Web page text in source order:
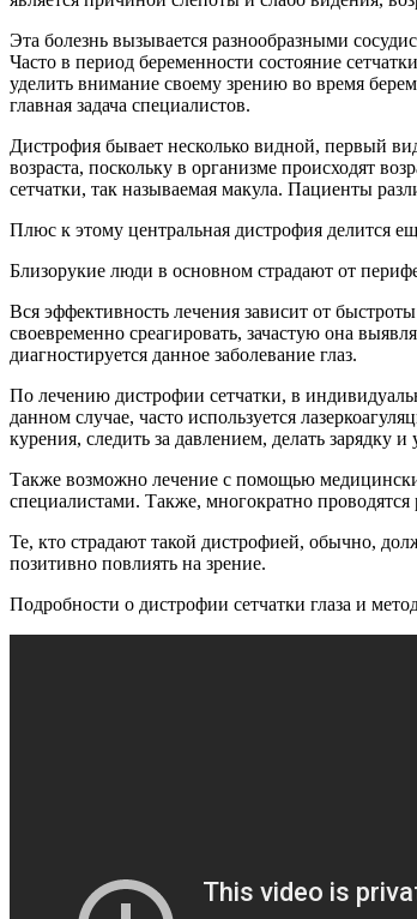
Эта болезнь вызывается разнообразными
Часто в период беременности состояние
уделить внимание своему зрению во время
главная задача специалистов.
Дистрофия бывает несколько видной, первый
возраста, поскольку в организме происходят
сетчатки, так называемая макула. Пациенты
Плюс к этому центральная дистрофия делится
Близорукие люди в основном страдают от
Вся эффективность лечения зависит от
своевременно среагировать, зачастую она
диагностируется данное заболевание глаз.
По лечению дистрофии сетчатки, в
данном случае, часто используется
курения, следить за давлением, делать зарядку
Также возможно лечение с помощью
специалистами. Также, многократно проводятся
Те, кто страдают такой дистрофией, обычно,
позитивно повлиять на зрение.
Подробности о дистрофии сетчатки глаза и